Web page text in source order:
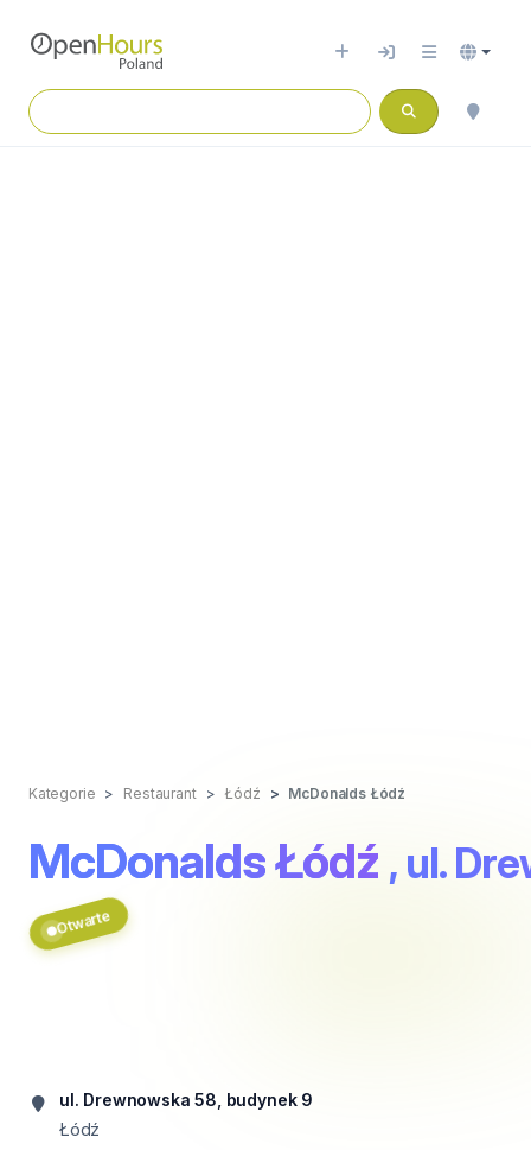
Kategorie Restaurant Łódź McDonalds Łódź
McDonalds Łódź , ul.
Otwarte
ul. Drewnowska 58, budynek 9
Łódź